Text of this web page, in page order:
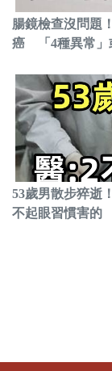
腸鏡檢查沒問題
癌 「4種異常」
53歲男散步猝逝
不起眼習慣害的